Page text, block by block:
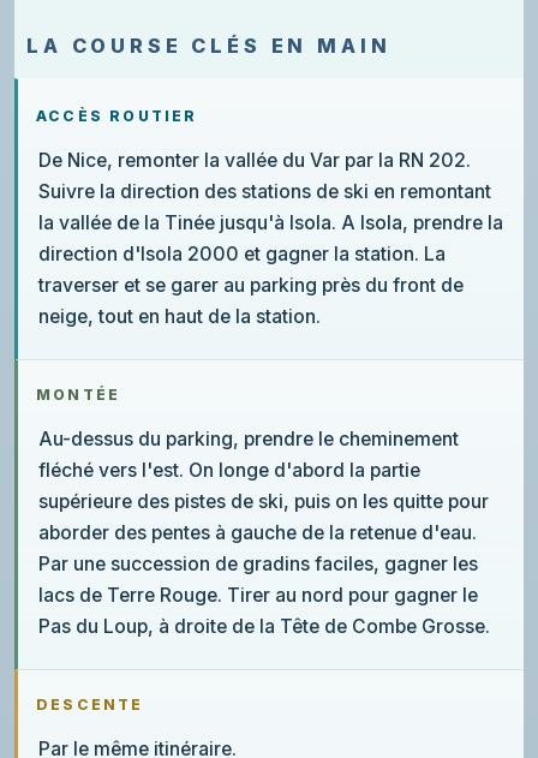
LA COURSE CLÉS EN MAIN
ACCÈS ROUTIER
De Nice, remonter la vallée du Var par la RN 202.
Suivre la direction des stations de ski en remontant
la vallée de la Tinée jusqu'à Isola. A Isola, prendre la
direction d'Isola 2000 et gagner la station. La
traverser et se garer au parking près du front de
neige, tout en haut de la station.
MONTÉE
Au-dessus du parking, prendre le cheminement
fléché vers l'est. On longe d'abord la partie
supérieure des pistes de ski, puis on les quitte pour
aborder des pentes à gauche de la retenue d'eau.
Par une succession de gradins faciles, gagner les
lacs de Terre Rouge. Tirer au nord pour gagner le
Pas du Loup, à droite de la Tête de Combe Grosse.
DESCENTE
Par le même itinéraire.